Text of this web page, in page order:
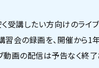
く受講したい方向けのライ
習会の録画を、開催から1
画の配信は予告なく終